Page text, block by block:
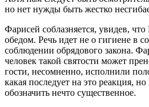
но нет нужды быть жестко
Фарисей соблазняется, увидев,
обедом. Речь идет не о гигиене в
соблюдении обрядового закона.
человек такой святости может
гости, несомненно, исполнили
какая последует на это реакция,
обозначить нечто существенное.